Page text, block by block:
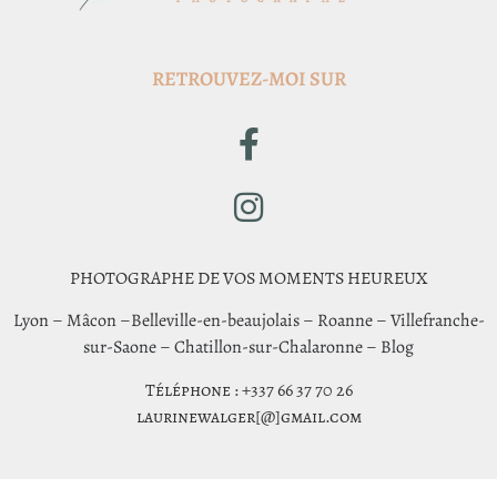
RETROUVEZ-MOI SUR
PHOTOGRAPHE DE VOS MOMENTS HEUREUX
Lyon–Mâcon–Belleville-en-beaujolais– Roanne–Villefranche-
sur-Saone–Chatillon-sur-Chalaronne– Blog
Téléphone : +337 66 37 70 26
laurinewalger[@]gmail.com